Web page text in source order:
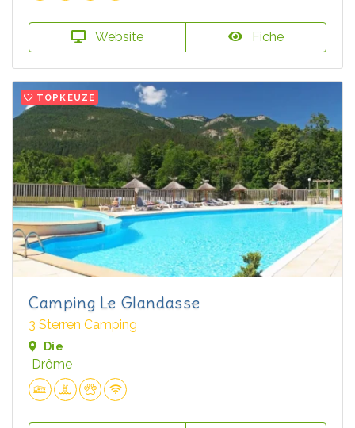
Website Fiche
TOPKEUZE
Camping Le Glandasse
3 Sterren Camping
Die
Drôme